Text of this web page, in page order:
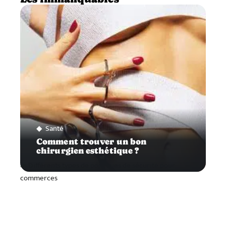
Santé
Comment trouver un bon
chirurgien esthétique ?